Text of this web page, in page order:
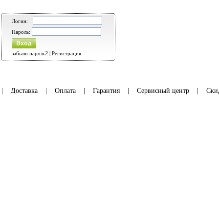
Логин:
Пароль:
забыли пароль? | Регистрация
Доставка| Оплата| Гарантия| Сервисный центр|